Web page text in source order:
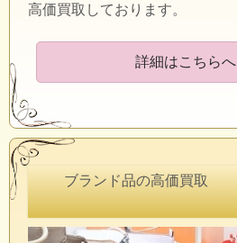
高価買取しております。
詳細はこちらへ
ブランド品の高価買取